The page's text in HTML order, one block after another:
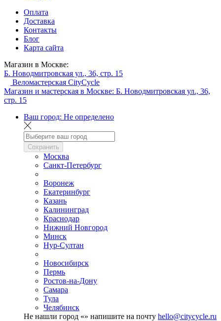
Оплата
Доставка
Контакты
Блог
Карта сайта
Магазин в Москве:
Б. Новодмитровская ул., 36, стр. 15
Веломастерская CityCycle
Магазин и мастерская в Москве: Б. Новодмитровская ул., 36,
стр. 15
Ваш город: Не определено
Сохранить
Москва
Санкт-Петербург
Воронеж
Екатеринбург
Казань
Калининград
Краснодар
Нижний Новгород
Минск
Нур-Султан
Новосибирск
Пермь
Ростов-на-Дону
Самара
Тула
Челябинск
Не нашли город «» напишите на почту hello@citycycle.ru